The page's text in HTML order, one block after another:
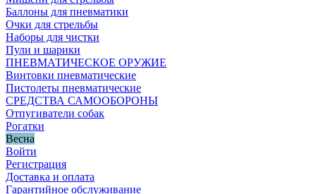
Баллоны для пневматики
Очки для стрельбы
Наборы для чистки
Пули и шарики
ПНЕВМАТИЧЕСКОЕ ОРУЖИЕ
Винтовки пневматические
Пистолеты пневматические
СРЕДСТВА САМООБОРОНЫ
Отпугиватели собак
Рогатки
Весна
Войти
Регистрация
Доставка и оплата
Гарантийное обслуживание